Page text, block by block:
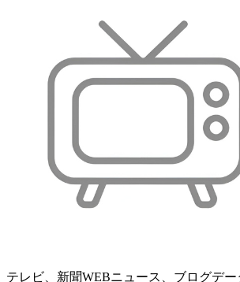
テレビ、新聞WEBニュース、ブログデー